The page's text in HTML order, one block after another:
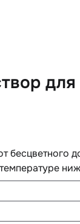
бесцветного